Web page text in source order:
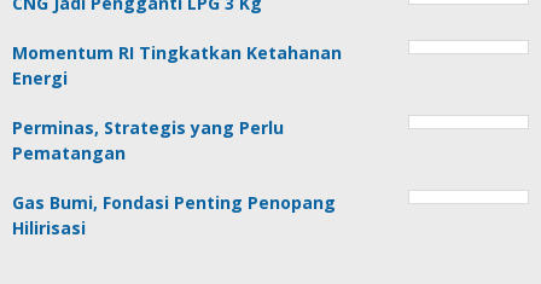
Momentum RI Tingkatkan Ketahanan
Energi
Perminas, Strategis yang Perlu
Pematangan
Gas Bumi, Fondasi Penting Penopang
Hilirisasi